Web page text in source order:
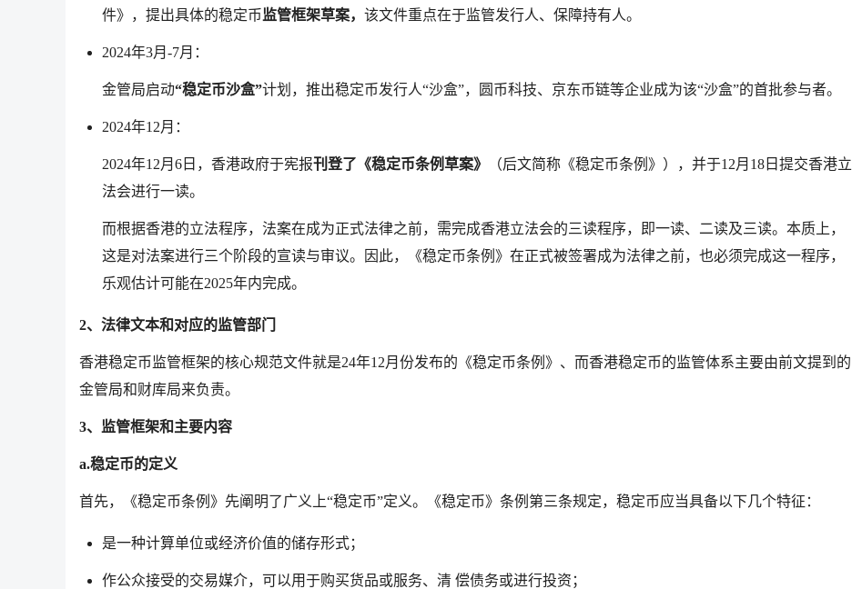
件》，提出具体的稳定币 监管框架草案， 该文件重点在于监管发行人、保障持有人。
2024年3月-7月：
金管局启动“稳定币沙盒”计划，推出稳定币发行人“沙盒”，圆币科技、京东币链等企业成为该“沙盒”的首批参与者。
2024年12月：
2024年12月6日，香港政府于宪报刊登了《稳定币条例草案》
（后文简称《稳定币条例》），并于12月18日提交香港立
法会进行一读。
而根据香港的立法程序，法案在成为正式法律之前，需完成香港立法会的三读程序，即一读、二读及三读。本质上，
这是对法案进行三个阶段的宣读与审议。因此，《稳定币条例》在正式被签署成为法律之前，也必须完成这一程序，
乐观估计可能在2025年内完成。
2、法律文本和对应的监管部门
香港稳定币监管框架的核心规范文件就是24年12月份发布的《稳定币条例》、而香港稳定币的监管体系主要由前文提到的
金管局和财库局来负责。
3、监管框架和主要内容
a.稳定币的定义
首先，《稳定币条例》先阐明了广义上“稳定币”定义。《稳定币》条例第三条规定，稳定币应当具备以下几个特征：
是一种计算单位或经济价值的储存形式；
作公众接受的交易媒介，可以用于购买货品或服务、清 偿债务或进行投资；